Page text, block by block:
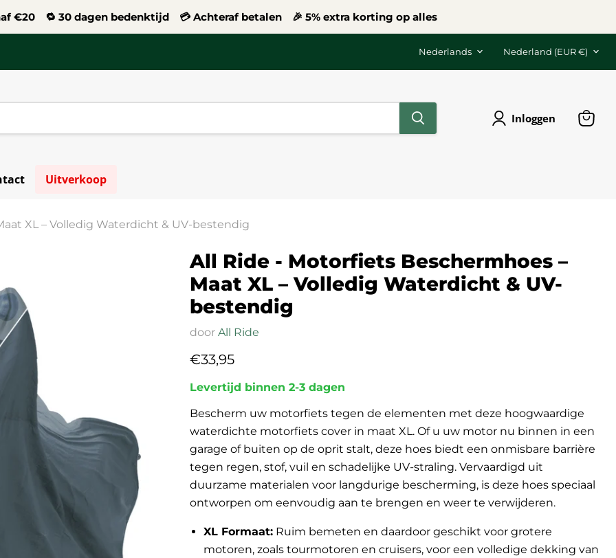
€20 🔁 30 dagen bedenktijd 💳 Achteraf betalen 🎉 5% extra korting op alles
Taal
Nederlands Land
Nederland (EUR €)
Inloggen
Uitverkoop
XL – Volledig Waterdicht & UV-bestendig
All Ride - Motorfiets Beschermhoes –
Maat XL – Volledig Waterdicht & UV-
bestendig
door All Ride
Huidige prijs
€33,95
Levertijd binnen 2-3 dagen
Bescherm uw motorfiets tegen de elementen met deze hoogwaardige
waterdichte motorfiets cover in maat XL. Of u uw motor nu binnen in een
garage of buiten op de oprit stalt, deze hoes biedt een onmisbare barrière
tegen regen, stof, vuil en schadelijke UV-straling. Vervaardigd uit
duurzame materialen voor langdurige bescherming, is deze hoes speciaal
ontworpen om eenvoudig aan te brengen en weer te verwijderen.
XL Formaat:Ruim bemeten en daardoor geschikt voor grotere
motoren, zoals tourmotoren en cruisers, voor een volledige dekking van